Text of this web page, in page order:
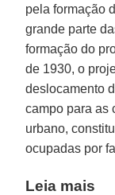
pela formação
grande parte
formação do
de 1930, o
deslocamento
campo para as
urbano,
ocupadas por
Leia mais